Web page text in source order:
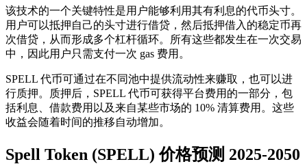
该技术的一个关键特性是用户能够利用其有利息的代币头寸。
用户可以抵押自己的头寸进行借贷，然后抵押借入的稳定币再
次借贷，从而形成多个杠杆循环。所有这些都发生在一次交易
中，因此用户只需支付一次 gas 费用。
SPELL 代币可通过在不同池中提供流动性来赚取，也可以进
行质押。质押后，SPELL 代币可获得平台费用的一部分，包
括利息、借款费用以及来自某些市场的 10% 清算费用。这些
收益会随着时间的推移自动增加。
Spell Token (SPELL) 价格预测 2025-2050